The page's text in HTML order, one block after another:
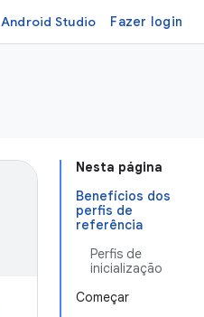
Android Studio Fazer login
Nesta página
Benefícios dos
perfis de
referência
Perfis de
inicialização
Começar